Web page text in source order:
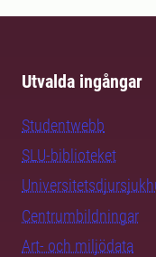
Utvalda ingångar
Studentwebb
SLU-biblioteket
Centrumbildningar
Art- och miljödata